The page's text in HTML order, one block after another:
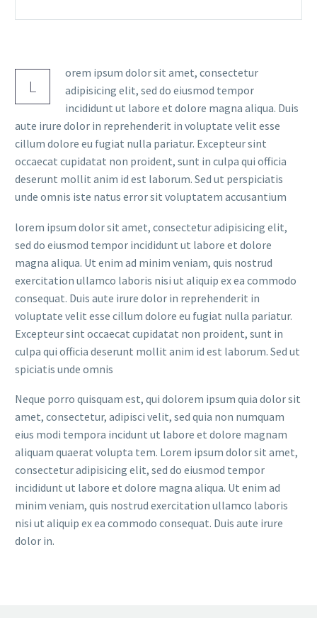
L
orem ipsum dolor sit amet, consectetur
adipisicing elit, sed do eiusmod tempor
incididunt ut labore et dolore magna aliqua. Duis
aute irure dolor in reprehenderit in voluptate velit esse
cillum dolore eu fugiat nulla pariatur. Excepteur sint
occaecat cupidatat non proident, sunt in culpa qui officia
deserunt mollit anim id est laborum. Sed ut perspiciatis
unde omnis iste natus error sit voluptatem accusantium
lorem ipsum dolor sit amet, consectetur adipisicing elit,
sed do eiusmod tempor incididunt ut labore et dolore
magna aliqua. Ut enim ad minim veniam, quis nostrud
exercitation ullamco laboris nisi ut aliquip ex ea commodo
consequat. Duis aute irure dolor in reprehenderit in
voluptate velit esse cillum dolore eu fugiat nulla pariatur.
Excepteur sint occaecat cupidatat non proident, sunt in
culpa qui officia deserunt mollit anim id est laborum. Sed ut
spiciatis unde omnis
Neque porro quisquam est, qui dolorem ipsum quia dolor sit
amet, consectetur, adipisci velit, sed quia non numquam
eius modi tempora incidunt ut labore et dolore magnam
aliquam quaerat volupta tem. Lorem ipsum dolor sit amet,
consectetur adipisicing elit, sed do eiusmod tempor
incididunt ut labore et dolore magna aliqua. Ut enim ad
minim veniam, quis nostrud exercitation ullamco laboris
nisi ut aliquip ex ea commodo consequat. Duis aute irure
dolor in.